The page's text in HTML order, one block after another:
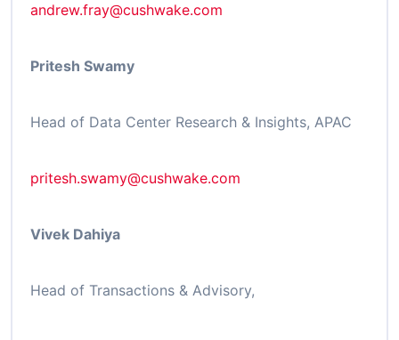
andrew.fray@cushwake.com
Pritesh Swamy
Head of Data Center Research & Insights, APAC
pritesh.swamy@cushwake.com
Vivek Dahiya
Head of Transactions & Advisory,